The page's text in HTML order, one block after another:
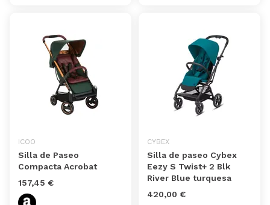
ICOO
Silla de Paseo
Compacta Acrobat
157,45 €
CYBEX
Silla de paseo Cybex
Eezy S Twist+ 2 Blk
River Blue turquesa
420,00 €